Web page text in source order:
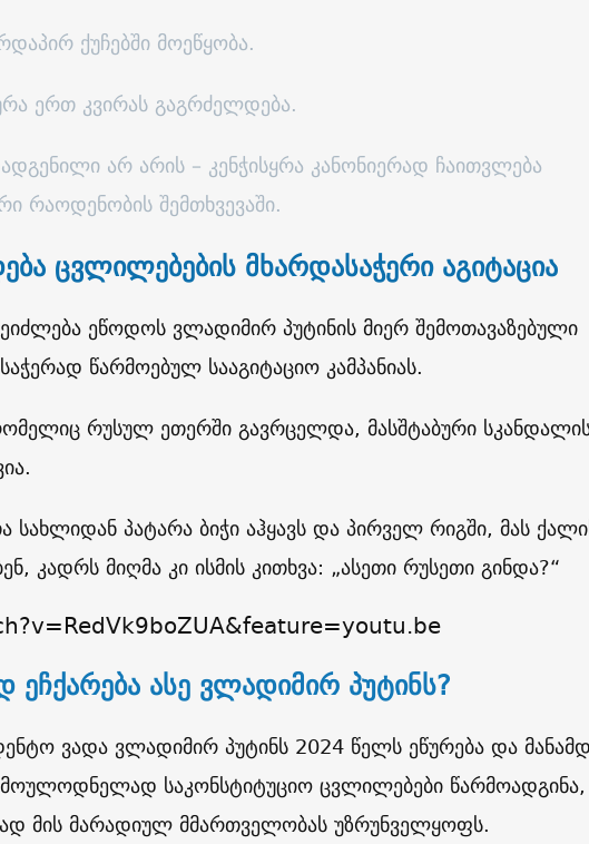
ქუჩებში მოეწყობა.
ერთ კვირას გაგრძელდება.
არ არის – კენჭისყრა კანონიერად ჩაითვლება
რაოდენობის შემთხვევაში.
ცვლილებების მხარდასაჭერი აგიტაცია
ეწოდოს ვლადიმირ პუტინის მიერ შემოთავაზებული
წარმოებულ სააგიტაციო კამპანიას.
რუსულ ეთერში გავრცელდა, მასშტაბური
სახლიდან პატარა ბიჭი აჰყავს და პირველ რიგში, მას
კადრს მიღმა კი ისმის კითხვა: „ასეთი რუსეთი გინდა?“
ეჩქარება ასე ვლადიმირ პუტინს?
ვადა ვლადიმირ პუტინს 2024 წელს ეწურება და
საკონსტიტუციო ცვლილებები წარმოადგინა,
მის მარადიულ მმართველობას უზრუნველყოფს.